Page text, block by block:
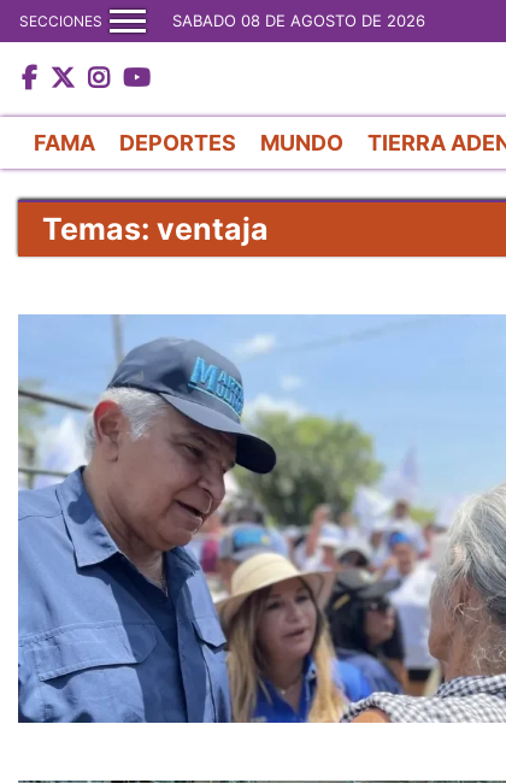
SECCIONES SABADO 08 DE AGOSTO DE 2026
FAMA DEPORTES MUNDO TIERRA
Temas: ventaja